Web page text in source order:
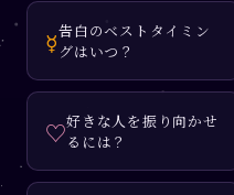
☿告白のベストタイミン
グはいつ？
♡好きな人を振り向かせ
るには？